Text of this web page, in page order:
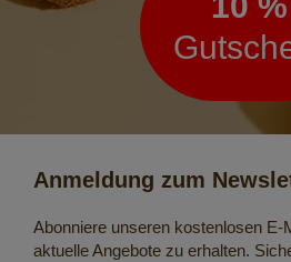
Anmeldung zum
Abonniere unseren kostenlosen E-
aktuelle Angebote zu erhalten.